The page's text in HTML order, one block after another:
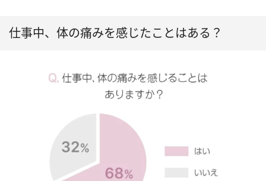
仕事中、体の痛みを感じたことはある？